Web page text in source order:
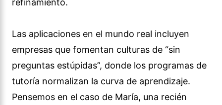
refinamiento.
Las aplicaciones en el mundo real incluyen
empresas que fomentan culturas de “sin
preguntas estúpidas”, donde los programas de
tutoría normalizan la curva de aprendizaje.
Pensemos en el caso de María, una recién